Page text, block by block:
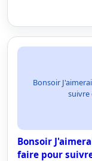
Bonsoir
suivre
Bonsoir
faire pour